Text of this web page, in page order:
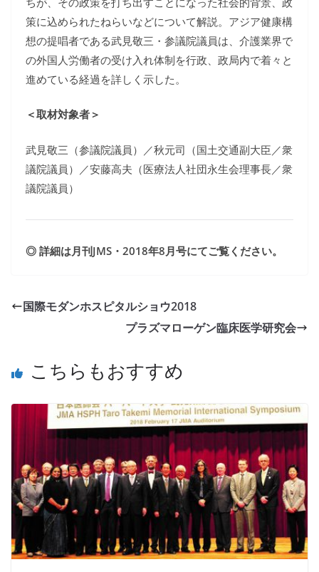
策に込められたねらいなどについて解説。アジア健康構
想の提唱者である武見敬三・参議院議員は、介護業界で
の外国人労働者の受け入れ体制を行政、政局内で着々と
進めている経過を詳しく示した。
＜取材対象者＞
武見敬三（参議院議員）／秋元司（国土交通副大臣／衆
議院議員）／安藤高夫（医療法人社団永生会理事長／衆
議院議員）
◎ 詳細は月刊JMS・2018年8月号にてご覧ください。
国際モダンホスピタルショウ2018
プラズマローゲン臨床医学研究会
こちらもおすすめ